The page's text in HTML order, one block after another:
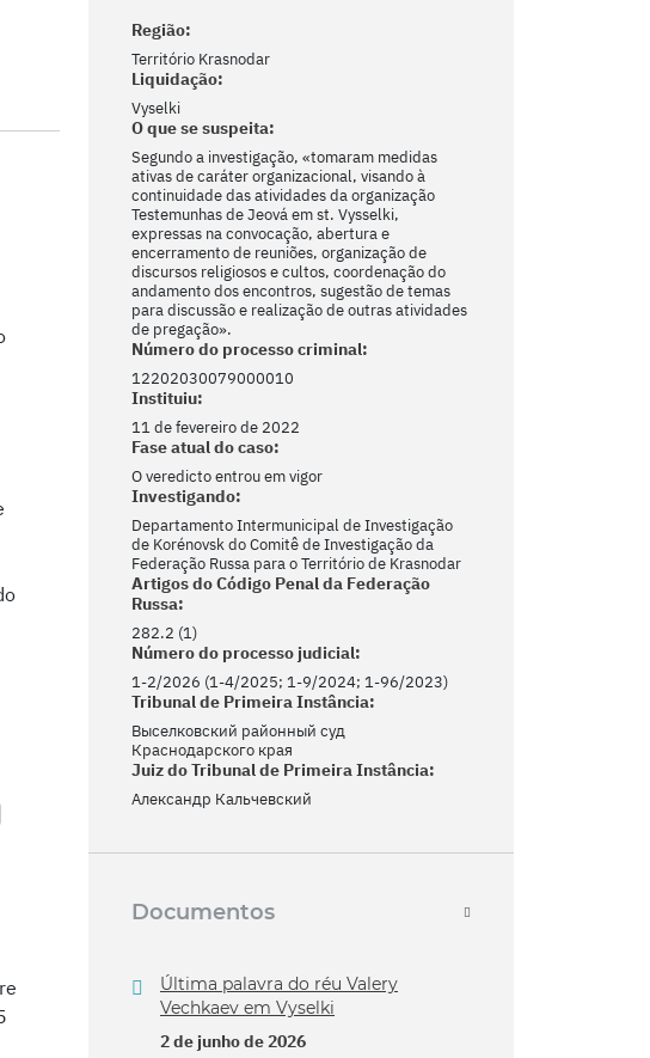
Região:
Território Krasnodar
Liquidação:
Vyselki
O que se suspeita:
Segundo a investigação, «tomaram medidas
ativas de caráter organizacional, visando à
continuidade das atividades da organização
Testemunhas de Jeová em st. Vysselki,
expressas na convocação, abertura e
encerramento de reuniões, organização de
discursos religiosos e cultos, coordenação do
andamento dos encontros, sugestão de temas
para discussão e realização de outras atividades
de pregação».
Número do processo criminal:
12202030079000010
Instituiu:
11 de fevereiro de 2022
Fase atual do caso:
O veredicto entrou em vigor
Investigando:
Departamento Intermunicipal de Investigação
de Korénovsk do Comitê de Investigação da
Federação Russa para o Território de Krasnodar
Artigos do Código Penal da Federação
Russa:
282.2 (1)
Número do processo judicial:
1-2/2026 (1-4/2025; 1-9/2024; 1-96/2023)
Tribunal de Primeira Instância:
Выселковский районный суд
Краснодарского края
Juiz do Tribunal de Primeira Instância:
Александр Кальчевский
Documentos
Última palavra do réu Valery
Vechkaev em Vyselki
2 de junho de 2026